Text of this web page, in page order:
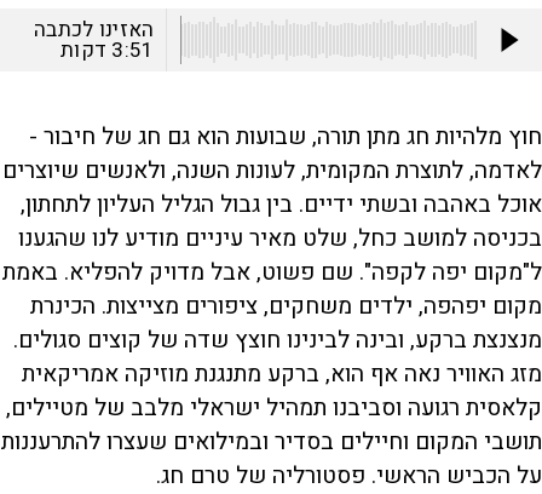
האזינו לכתבה
3:51 דקות
חוץ מלהיות חג מתן תורה, שבועות הוא גם חג של חיבור -
לאדמה, לתוצרת המקומית, לעונות השנה, ולאנשים שיוצרים
אוכל באהבה ובשתי ידיים. בין גבול הגליל העליון לתחתון,
בכניסה למושב כחל, שלט מאיר עיניים מודיע לנו שהגענו
ל"מקום יפה לקפה". שם פשוט, אבל מדויק להפליא. באמת
‏‏‏מקום יפהפה, ילדים משחקים, ציפורים מצייצות. הכינרת
מנצנצת ברקע, ובינה לבינינו חוצץ שדה של קוצים סגולים.
מזג האוויר נאה אף הוא, ברקע מתנגנת מוזיקה אמריקאית
קלאסית רגועה וסביבנו תמהיל ישראלי מלבב של מטיילים,
תושבי המקום וחיילים בסדיר ובמילואים שעצרו להתרעננות
על הכביש הראשי. פסטורליה של טרם חג.